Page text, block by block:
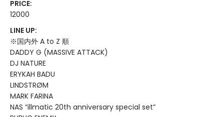
PRICE:
12000
LINE UP:
※国内外 A to Z 順
DADDY G (MASSIVE ATTACK)
DJ NATURE
ERYKAH BADU
LINDSTRØM
MARK FARINA
NAS “illmatic 20th anniversary special set”